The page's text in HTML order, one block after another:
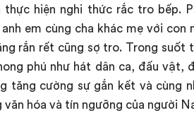
thực hiện nghi thức rắc tro bếp.
em cùng cha khác mẹ với con
rắn rết cũng sợ tro. Trong suốt
phú như hát dân ca, đấu vật,
tăng cường sự gắn kết và cùng
hóa và tín ngưỡng của người